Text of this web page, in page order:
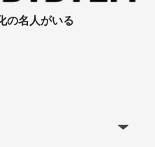
の名人がいる